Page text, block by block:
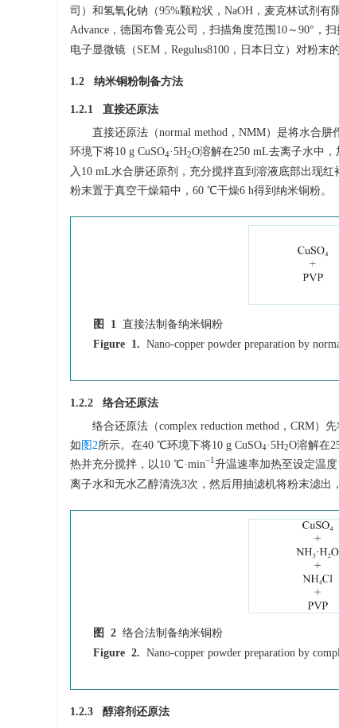
司）和氢氧化钠（95%颗粒状，NaOH，麦克林试剂
Advance，德国布鲁克公司，扫描角度范围10～90°，扫
电子显微镜（SEM，Regulus8100，日本日立）对粉末
1.2 纳米铜粉制备方法
1.2.1 直接还原法
直接还原法（normal method，NMM）是将水合
环境下将10 g CuSO4·5H2O溶解在250 mL去离子水中
入10 mL水合肼还原剂，充分搅拌直到溶液底部出现
粉末置于真空干燥箱中，60 ℃干燥6 h得到纳米铜粉。
图 1
直接法制备纳米铜粉
Figure 1. Nano-copper powder preparation by
1.2.2 络合还原法
络合还原法（complex reduction method，CRM
如图2所示。在40 ℃环境下将10 g CuSO4·5H2O溶解在
热并充分搅拌，以10 ℃·min−1升温速率加热至设定温
离子水和无水乙醇清洗3次，然后用抽滤机将粉末滤出
图 2 络合法制备纳米铜粉
Figure 2. Nano-copper powder preparation by
1.2.3 醇溶剂还原法